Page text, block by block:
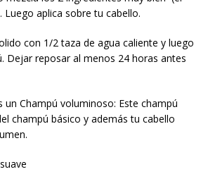
Luego aplica sobre tu cabello.
con 1/2 taza de agua caliente y luego
Dejar reposar al menos 24 horas antes
un Champú voluminoso: Este champú
champú básico y además tu cabello